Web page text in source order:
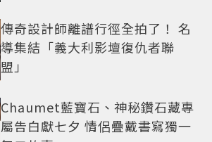
傳奇設計師離譜行徑全拍了！ 名
導集結「義大利影壇復仇者聯
盟」
Chaumet藍寶石、神秘鑽石藏專
屬告白獻七夕 情侶疊戴書寫獨一